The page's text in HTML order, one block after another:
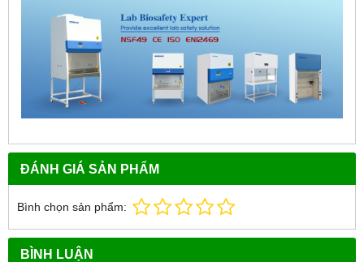
ĐÁNH GIÁ SẢN PHẨM
Bình chọn sản phẩm:
BÌNH LUẬN